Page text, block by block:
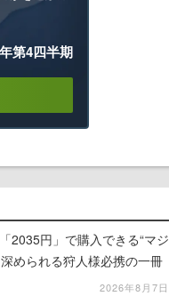
第4四半期
2035円」で購入できる“マジ
められる狩人様必携の一冊
2026年8月7日